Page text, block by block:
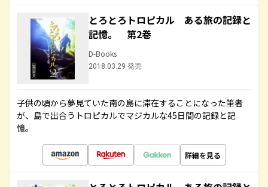
とろとろトロピカル ある旅の記録と
記憶。 第2巻
D-Books
2018.03.29 発売
子供の頃から夢見ていた南の島に滞在することになった筆者
が、島で出合うトロピカルでマジカルな45日間の記録と記
憶。
詳細を見る